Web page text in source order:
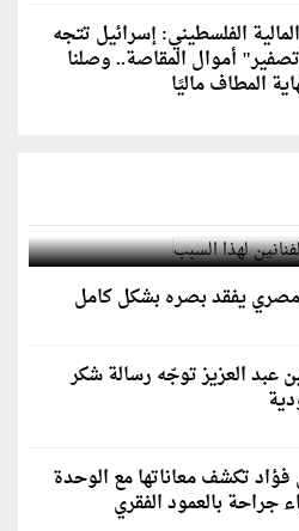
الفلسطيني: إسرائيل تتجه
أموال المقاصة.. وصلنا
المطاف ماليًا
لهذا السبب
يفقد بصره بشكل كامل
عبد العزيز توجّه رسالة شكر
تكشف معاناتها مع الوحدة
جراحة بالعمود الفقري